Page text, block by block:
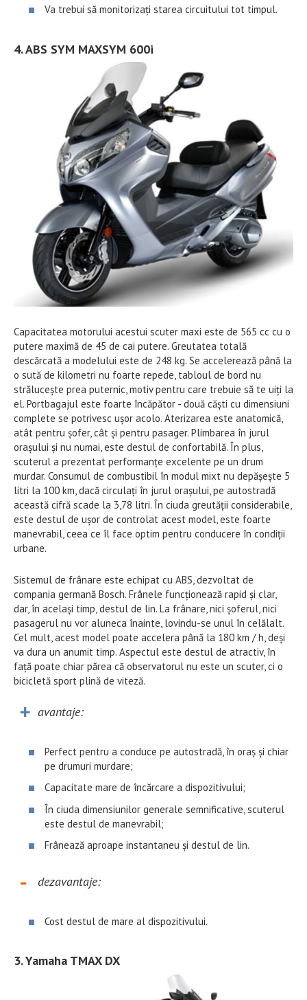
Va trebui să monitorizați starea circuitului tot timpul.
4. ABS SYM MAXSYM 600i
Capacitatea motorului acestui scuter maxi este de 565 cc cu o
putere maximă de 45 de cai putere. Greutatea totală
descărcată a modelului este de 248 kg. Se accelerează până la
o sută de kilometri nu foarte repede, tabloul de bord nu
strălucește prea puternic, motiv pentru care trebuie să te uiți la
el. Portbagajul este foarte încăpător - două căști cu dimensiuni
complete se potrivesc ușor acolo. Aterizarea este anatomică,
atât pentru șofer, cât și pentru pasager. Plimbarea în jurul
orașului și nu numai, este destul de confortabilă. În plus,
scuterul a prezentat performanțe excelente pe un drum
murdar. Consumul de combustibil în modul mixt nu depășește 5
litri la 100 km, dacă circulați în jurul orașului, pe autostradă
această cifră scade la 3,78 litri. În ciuda greutății considerabile,
este destul de ușor de controlat acest model, este foarte
manevrabil, ceea ce îl face optim pentru conducere în condiții
urbane.
Sistemul de frânare este echipat cu ABS, dezvoltat de
compania germană Bosch. Frânele funcționează rapid și clar,
dar, în același timp, destul de lin. La frânare, nici șoferul, nici
pasagerul nu vor aluneca înainte, lovindu-se unul în celălalt.
Cel mult, acest model poate accelera până la 180 km / h, deși
va dura un anumit timp. Aspectul este destul de atractiv, în
față poate chiar părea că observatorul nu este un scuter, ci o
bicicletă sport plină de viteză.
avantaje:
Perfect pentru a conduce pe autostradă, în oraș și chiar
pe drumuri murdare;
Capacitate mare de încărcare a dispozitivului;
În ciuda dimensiunilor generale semnificative, scuterul
este destul de manevrabil;
Frânează aproape instantaneu și destul de lin.
dezavantaje:
Cost destul de mare al dispozitivului.
3. Yamaha TMAX DX